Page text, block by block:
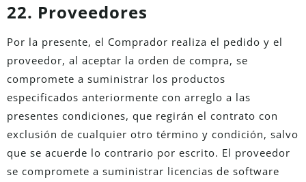
22. Proveedores
Por la presente, el Comprador realiza el pedido y el
proveedor, al aceptar la orden de compra, se
compromete a suministrar los productos
especificados anteriormente con arreglo a las
presentes condiciones, que regirán el contrato con
exclusión de cualquier otro término y condición, salvo
que se acuerde lo contrario por escrito. El proveedor
se compromete a suministrar licencias de software